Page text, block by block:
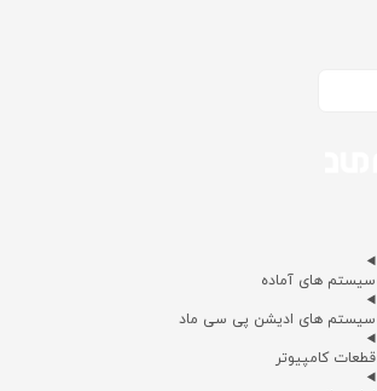
سیستم های آماده
سیستم های ادیشن پی سی ماد
قطعات کامپیوتر